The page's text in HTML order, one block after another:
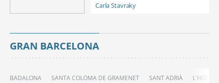
Carla Stavraky
GRAN BARCELONA
BADALONA SANTA COLOMA DE GRAMENET SANT ADRIÀ